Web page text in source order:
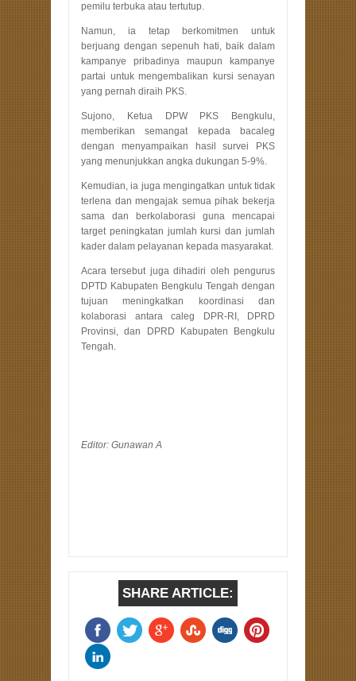
pemilu terbuka atau tertutup.
Namun, ia tetap berkomitmen untuk
berjuang dengan sepenuh hati, baik dalam
kampanye pribadinya maupun kampanye
partai untuk mengembalikan kursi senayan
yang pernah diraih PKS.
Sujono, Ketua DPW PKS Bengkulu,
memberikan semangat kepada bacaleg
dengan menyampaikan hasil survei PKS
yang menunjukkan angka dukungan 5-9%.
Kemudian, ia juga mengingatkan untuk tidak
terlena dan mengajak semua pihak bekerja
sama dan berkolaborasi guna mencapai
target peningkatan jumlah kursi dan jumlah
kader dalam pelayanan kepada masyarakat.
Acara tersebut juga dihadiri oleh pengurus
DPTD Kabupaten Bengkulu Tengah dengan
tujuan meningkatkan koordinasi dan
kolaborasi antara caleg DPR-RI, DPRD
Provinsi, dan DPRD Kabupaten Bengkulu
Tengah.
Editor: Gunawan A
SHARE ARTICLE: